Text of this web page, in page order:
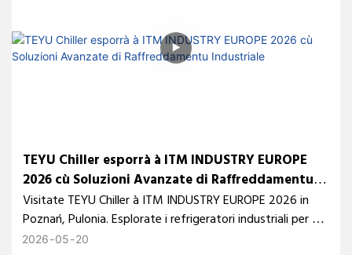
TEYU Chiller esporrà à ITM INDUSTRY EUROPE
2026 cù Soluzioni Avanzate di Raffreddamentu
Industriale
Visitate TEYU Chiller à ITM INDUSTRY EUROPE 2026 in
Poznań, Pulonia. Esplorate i refrigeratori industriali per u
tagliu laser à fibra, a machinazione CNC, a saldatura laser
2026 05 20